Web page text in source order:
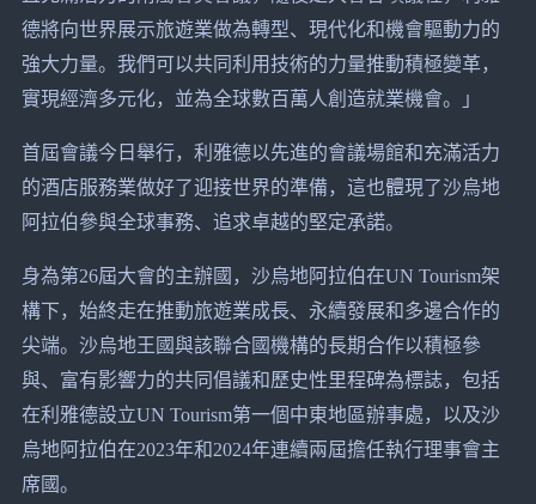
德將向世界展示旅遊業做為轉型、現代化和機會驅動力的
強大力量。我們可以共同利用技術的力量推動積極變革，
實現經濟多元化，並為全球數百萬人創造就業機會。」
首屆會議今日舉行，利雅德以先進的會議場館和充滿活力
的酒店服務業做好了迎接世界的準備，這也體現了沙烏地
阿拉伯參與全球事務、追求卓越的堅定承諾。
身為第26屆大會的主辦國，沙烏地阿拉伯在UN Tourism架
構下，始終走在推動旅遊業成長、永續發展和多邊合作的
尖端。沙烏地王國與該聯合國機構的長期合作以積極參
與、富有影響力的共同倡議和歷史性里程碑為標誌，包括
在利雅德設立UN Tourism第一個中東地區辦事處，以及沙
烏地阿拉伯在2023年和2024年連續兩屆擔任執行理事會主
席國。